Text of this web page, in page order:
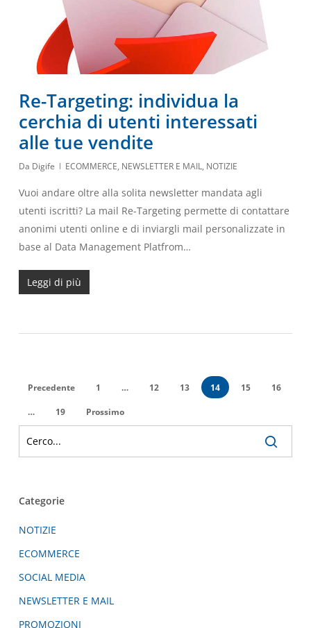
Re-Targeting: individua la
cerchia di utenti interessati
alle tue vendite
Da Digife ECOMMERCE, NEWSLETTER E MAIL, NOTIZIE
Vuoi andare oltre alla solita newsletter mandata agli
utenti iscritti? La mail Re-Targeting permette di contattare
anonimi utenti online e di inviargli mail personalizzate in
base al Data Management Platfrom…
Leggi di più
Precedente 1 … 12 13 14 15 16
… 19 Prossimo
Categorie
NOTIZIE
ECOMMERCE
SOCIAL MEDIA
NEWSLETTER E MAIL
PROMOZIONI